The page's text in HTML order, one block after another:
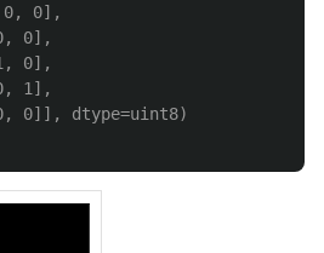
0],
0],
0],
1],